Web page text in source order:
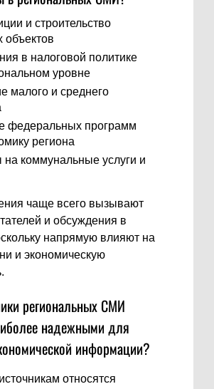
и строительство
объектов
в налоговой политике
уровне
малого и среднего
федеральных программ
региона
коммунальные услуги и
чаще всего вызывают
и обсуждения в
напрямую влияют на
и экономическую
региональных СМИ
надежными для
информации?
относятся